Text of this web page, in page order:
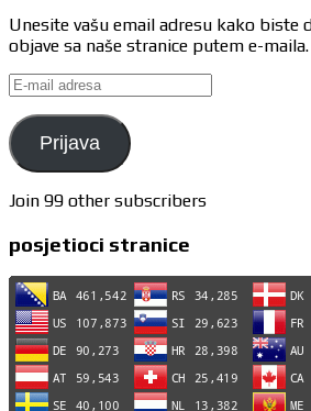
Unesite vašu email adresu kako biste
objave sa naše stranice putem e-maila.
E-
mail
adresa
Prijava
Join 99 other subscribers
posjetioci stranice